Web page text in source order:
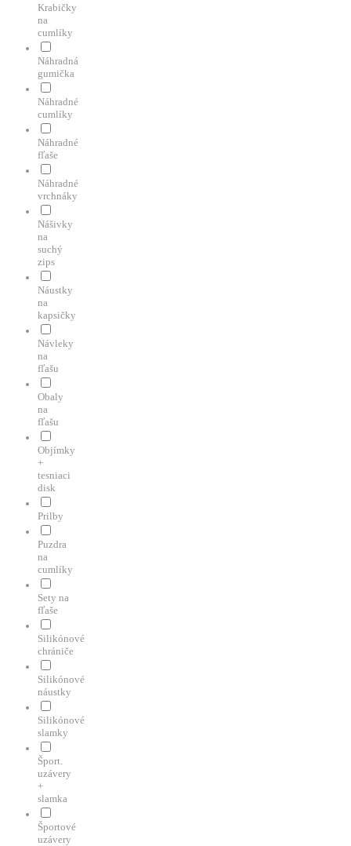
Krabičky
na
cumlíky
Náhradná
gumička
Náhradné
cumlíky
Náhradné
fľaše
Náhradné
vrchnáky
Nášivky
na
suchý
zips
Náustky
na
kapsičky
Návleky
na
fľašu
Obaly
na
fľašu
Objímky
+
tesniaci
disk
Prilby
Puzdra
na
cumlíky
Sety na
fľaše
Silikónové
chrániče
Silikónové
náustky
Silikónové
slamky
Šport.
uzávery
+
slamka
Športové
uzávery